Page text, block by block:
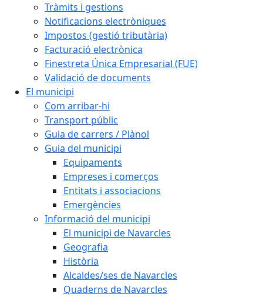
Tràmits i gestions
Notificacions electròniques
Impostos (gestió tributària)
Facturació electrònica
Finestreta Única Empresarial (FUE)
Validació de documents
El municipi
Com arribar-hi
Transport públic
Guia de carrers / Plànol
Guia del municipi
Equipaments
Empreses i comerços
Entitats i associacions
Emergències
Informació del municipi
El municipi de Navarcles
Geografia
Història
Alcaldes/ses de Navarcles
Quaderns de Navarcles